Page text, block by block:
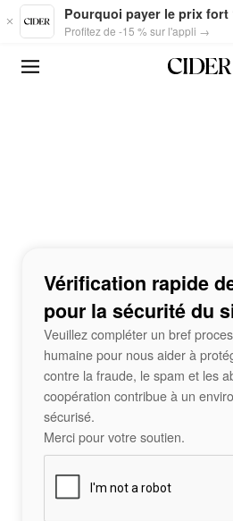
Skip to main content
Pourquoi payer le prix fort
Profitez de -15 % sur l'appli →
Vérification rapide
pour la sécurité du
Veuillez compléter un bref
humaine pour nous aider à
contre la fraude, le spam et les
coopération contribue à un
sécurisé.
Merci pour votre soutien.